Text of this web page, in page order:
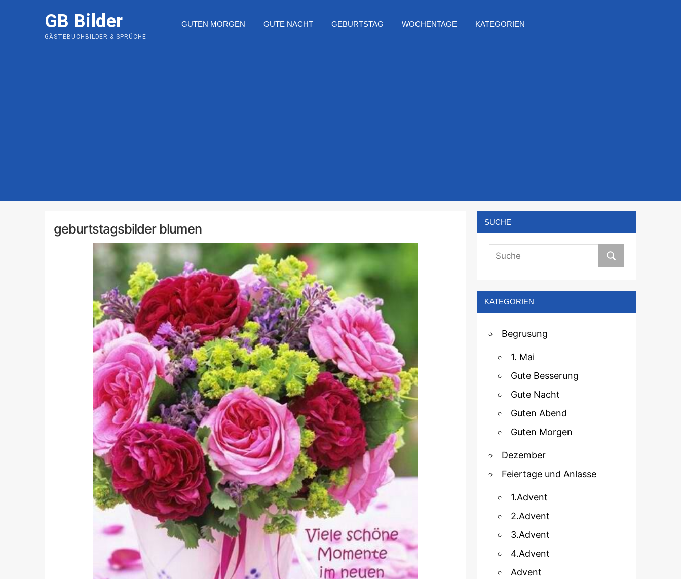
GB Bilder
GÄSTEBUCHBILDER & SPRÜCHE
GUTEN MORGEN GUTE NACHT GEBURTSTAG WOCHENTAGE KATEGORIEN
geburtstagsbilder blumen SUCHE
KATEGORIEN
Begrusung
1. Mai
Gute Besserung
Gute Nacht
Guten Abend
Guten Morgen
Dezember
Feiertage und Anlasse
1.Advent
2.Advent
3.Advent
4.Advent
Advent